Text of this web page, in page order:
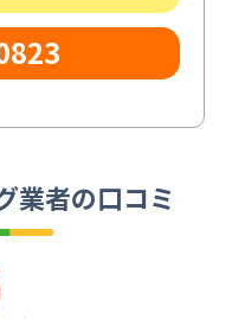
業者の口コミ